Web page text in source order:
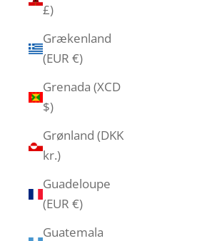
£)
Grækenland
(EUR €)
Grenada (XCD
$)
Grønland (DKK
kr.)
Guadeloupe
(EUR €)
Guatemala